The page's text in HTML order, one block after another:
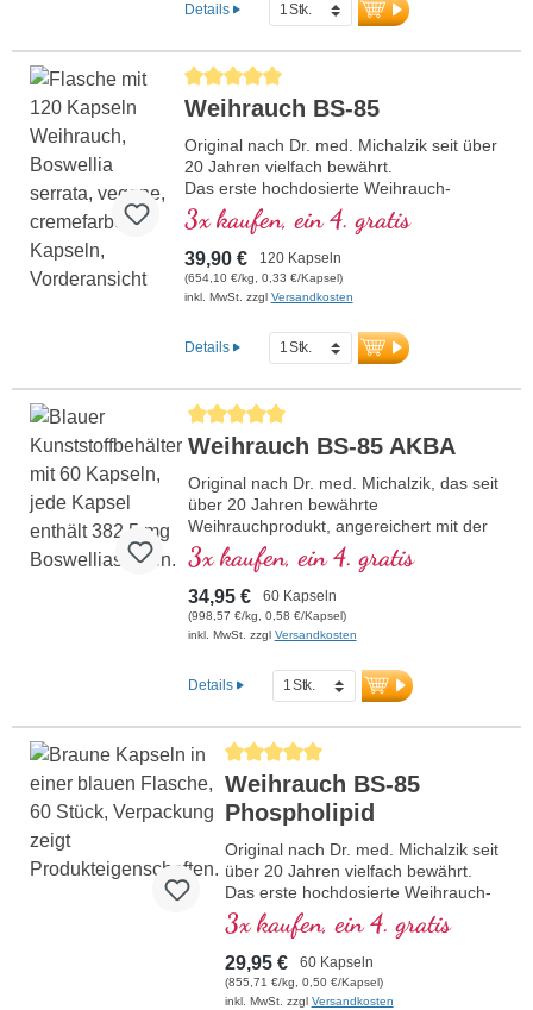
Details
Durchschnittliche Bewertung von 5 von 5 Sternen
Weihrauch BS-85
Original nach Dr. med. Michalzik seit über
20 Jahren vielfach bewährt.
Das erste hochdosierte Weihrauch-
Produkt mit 85 % Boswellia-Säuren auf
dem deutschen Markt überhaupt.
Für eine optimale Bioverfügbarkeit
entwickelt.
Hypoallergen durch die Biotikon
Qualitätskriterien von Dr. med. Michalzik.
Schonend und nachhaltig aus
Professionell verarbeitet für die beste und
sichere Anwendung beim Menschen.
Dr. med. Michalzik steht mit seinem
Qualität. Schonende Extraktion mit
Lebensmittelethanol für die beste
Extraktion.
Über 20-jährige Partnerschaft und für
Biotikon in Indien extrahiert.
mehr Informationen zu Weihrauch
BS-85
3x kaufen, ein 4. gratis
39,90 € 120 Kapseln
(654,10 €/kg, 0,33 €/Kapsel)
inkl. MwSt. zzgl Versandkosten
Details
Durchschnittliche Bewertung von 5 von 5 Sternen
Weihrauch BS-85 AKBA
Original nach Dr. med. Michalzik, das seit
über 20 Jahren bewährte
Weihrauchprodukt, angereichert mit der
wertvollen AKBA Boswelliasäure (Acetyl-
11-keto-β-Boswelliasäure)
Das erste hochdosierte Weihrauch-
Produkt mit 85% Boswellia-Säuren auf
dem deutschen Markt mit hohem Gehalt
Hypoallergen durch die Biotikon
Spezialtechnologie nach den strengen
Nachhaltige und schonende
Wildsammlung, professionell verarbeitet
für die beste und sichere Anwendung
beim Menschen.
Dr. med. Michalzik steht mit seinem
Namen für die erstklassige langbewährte
Qualität. Schonende Extraktion mit
Lebensmittelethanol für die beste
Extraktion.
mehr Informationen zu BS-85
3x kaufen, ein 4. gratis
34,95 € 60 Kapseln
(998,57 €/kg, 0,58 €/Kapsel)
inkl. MwSt. zzgl Versandkosten
Details
Durchschnittliche Bewertung von 5 von 5
Weihrauch BS-85
Phospholipid
Original nach Dr. med. Michalzik seit
über 20 Jahren vielfach bewährt.
Das erste hochdosierte Weihrauch-
Produkt mit 85 % Boswellia-Säuren
auf dem deutschen Markt
überhaupt.
Kombiniert mit hochwertigen
Phospholipiden für eine bessere
3x kaufen, ein 4. gratis
29,95 € 60 Kapseln
(855,71 €/kg, 0,50 €/Kapsel)
inkl. MwSt. zzgl Versandkosten